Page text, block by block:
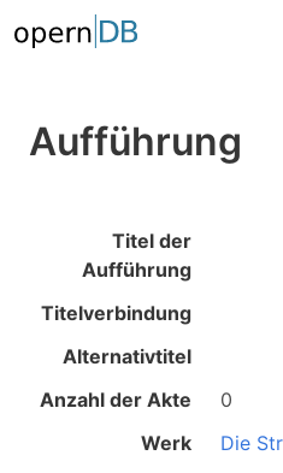
Aufführung
Titel der
Aufführung
Titelverbindung
Alternativtitel
Anzahl der Akte
0
Werk
Die